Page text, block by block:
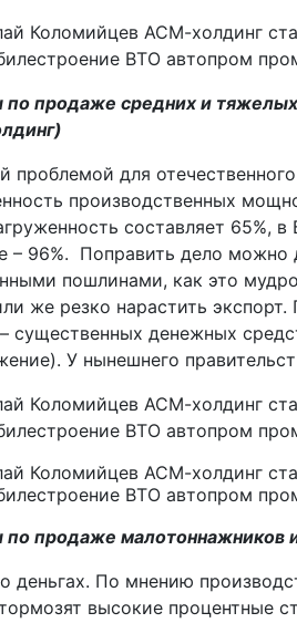
продаже средних и
проблемой для
производственных
составляет 65%,
– 96%. Поправить дело можно
пошлинами, как это
же резко нарастить
существенных денежных
У нынешнего
продаже малотоннажников
о деньгах. По мнению
высокие процентные